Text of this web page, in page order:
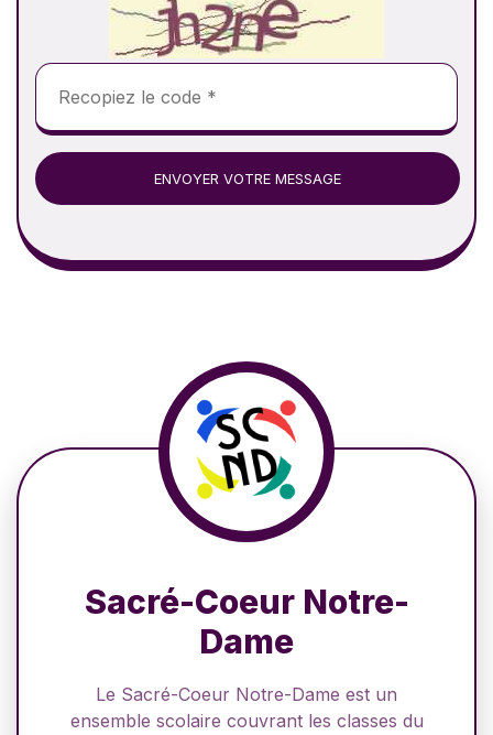
ENVOYER VOTRE MESSAGE
Sacré-Coeur Notre-
Dame
Le Sacré-Coeur Notre-Dame est un
ensemble scolaire couvrant les classes du